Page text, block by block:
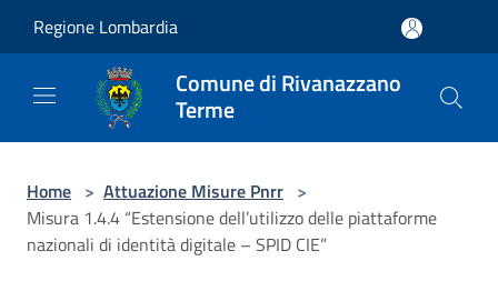
Regione Lombardia
Comune di Rivanazzano
Terme
Home > Attuazione Misure Pnrr >
Misura 1.4.4 “Estensione dell’utilizzo delle piattaforme
nazionali di identità digitale – SPID CIE”